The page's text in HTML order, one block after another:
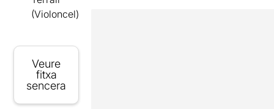
(Violoncel)
Veure
fitxa
sencera